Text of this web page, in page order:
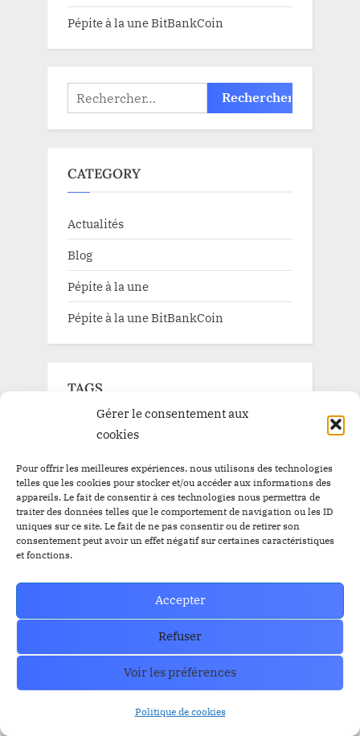
Gérer le consentement aux
cookies
Pour offrir les meilleures expériences, nous utilisons des technologies
telles que les cookies pour stocker et/ou accéder aux informations des
appareils. Le fait de consentir à ces technologies nous permettra de
traiter des données telles que le comportement de navigation ou les ID
uniques sur ce site. Le fait de ne pas consentir ou de retirer son
consentement peut avoir un effet négatif sur certaines caractéristiques
et fonctions.
Accepter
Refuser
Voir les préférences
Politique de cookies
Pépite à la une BitBankCoin
Rechercher :
CATEGORY
Actualités
Blog
Pépite à la une
Pépite à la une BitBankCoin
TAGS
Airdrop
$BBCAirdrops Altcoins Argentine Audit
BinanceBitBankCoin
BitBankCoin Visa Card NFTs
Craig Wrightcrypto
EscrosETF BitcoinETF Bitcoin Spot
GRAYSCALE IEOl'or Listing